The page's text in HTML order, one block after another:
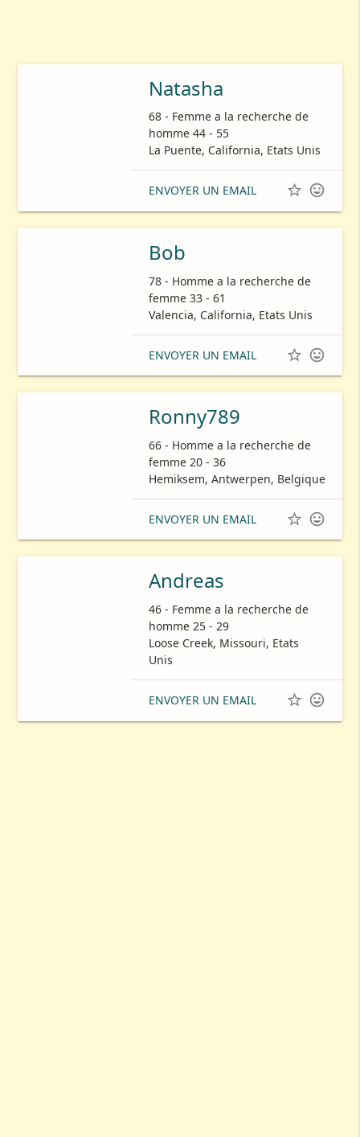
Natasha
68 - Femme a la recherche de
homme 44 - 55
La Puente, California, Etats Unis
ENVOYER UN EMAIL  
Bob
78 - Homme a la recherche de
femme 33 - 61
Valencia, California, Etats Unis
ENVOYER UN EMAIL  
Ronny789
66 - Homme a la recherche de
femme 20 - 36
Hemiksem, Antwerpen, Belgique
ENVOYER UN EMAIL  
Andreas
46 - Femme a la recherche de
homme 25 - 29
Loose Creek, Missouri, Etats
Unis
ENVOYER UN EMAIL  